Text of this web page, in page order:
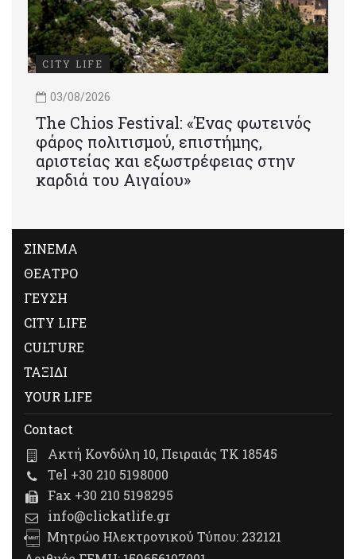
CITY LIFE
03/08/2026
Τhe Chios Festival: «Ένας φωτεινός
φάρος πολιτισμού, επιστήμης,
αριστείας και εξωστρέφειας στην
καρδιά του Αιγαίου»
ΣΙΝΕΜΑ
ΘΕΑΤΡΟ
ΓΕΥΣΗ
CITY LIFE
CULTURE
ΤΑΞΙΔΙ
YOUR LIFE
Contact
Ακτή Κονδύλη 10, Πειραιάς ΤΚ 18545
Tel +30 210 5198000
Fax +30 210 5198295
info@clickatlife.gr
Μητρώο Ηλεκτρονικού Τύπου: 232121